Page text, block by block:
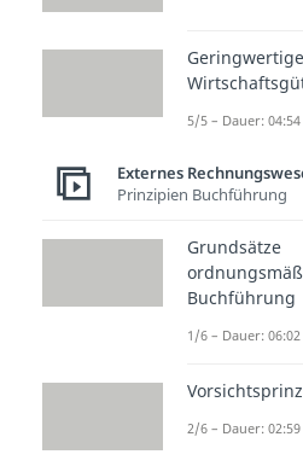
übersichtlich
Beispiele
Miete
Gas,
Rechts-
Geringwertige
5/5 – Dauer: 04:54
Externes
Prinzipien Buchführung
Grundsätze
Buchführung
1/6 – Dauer: 06:02
2/6 – Dauer: 02:59